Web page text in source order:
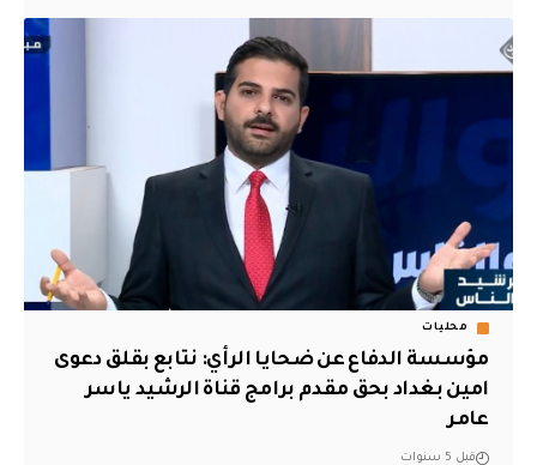
محليات
مؤسسة الدفاع عن ضحايا الرأي: نتابع بقلق دعوى
امين بغداد بحق مقدم برامج قناة الرشيد ياسر
عامر
قبل 5 سنوات